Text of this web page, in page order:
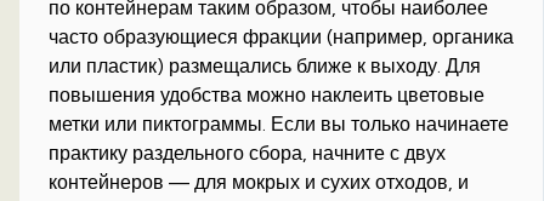
по контейнерам таким образом, чтобы наиболее
часто образующиеся фракции (например, органика
или пластик) размещались ближе к выходу. Для
повышения удобства можно наклеить цветовые
метки или пиктограммы. Если вы только начинаете
практику раздельного сбора, начните с двух
контейнеров — для мокрых и сухих отходов, и